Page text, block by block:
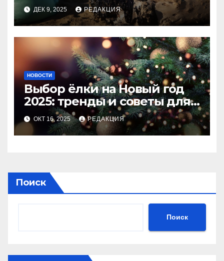
ДЕК 9, 2025 РЕДАКЦИЯ
НОВОСТИ
Выбор ёлки на Новый год
2025: тренды и советы для
идеального праздника
ОКТ 16, 2025 РЕДАКЦИЯ
Поиск
Поиск